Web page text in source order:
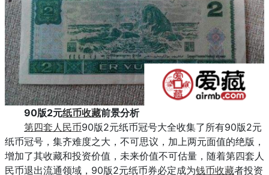
90版2元纸币收藏前景分析
第四套人民币90版2元纸币冠号大全收集了所有90版2元
纸币冠号，集齐难度之大，不可思议，加上两元面值的绝版，
增加了其收藏和投资价值，未来价值不可估量，随着第四套人
民币退出流通领域，90版2元纸币券必定成为钱币收藏者投资